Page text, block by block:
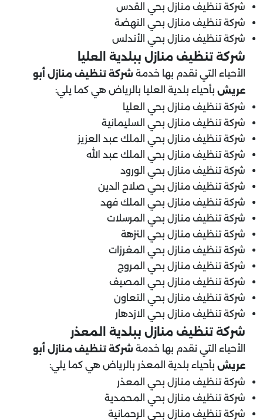
شركة تنظيف منازل بحي القدس
شركة تنظيف منازل بحي النهضة
شركة تنظيف منازل بحي الأندلس
شركة تنظيف منازل ببلدية العليا
الأحياء التي نقدم بها خدمة شركة تنظيف منازل أبو
عريش بأحياء بلدية العليا بالرياض هي كما يلي:
شركة تنظيف منازل بحي العليا
شركة تنظيف منازل بحي السليمانية
شركة تنظيف منازل بحي الملك عبد العزيز
شركة تنظيف منازل بحي الملك عبد الله
شركة تنظيف منازل بحي الورود
شركة تنظيف منازل بحي صلاح الدين
شركة تنظيف منازل بحي الملك فهد
شركة تنظيف منازل بحي المرسلات
شركة تنظيف منازل بحي النزهة
شركة تنظيف منازل بحي المغرزات
شركة تنظيف منازل بحي المروج
شركة تنظيف منازل بحي المصيف
شركة تنظيف منازل بحي التعاون
شركة تنظيف منازل بحي الازدهار
شركة تنظيف منازل ببلدية المعذر
الأحياء التي نقدم بها خدمة شركة تنظيف منازل أبو
عريش بأحياء بلدية المعذر بالرياض هي كما يلي:
شركة تنظيف منازل بحي المعذر
شركة تنظيف منازل بحي المحمدية
شركة تنظيف منازل بحي الرحمانية